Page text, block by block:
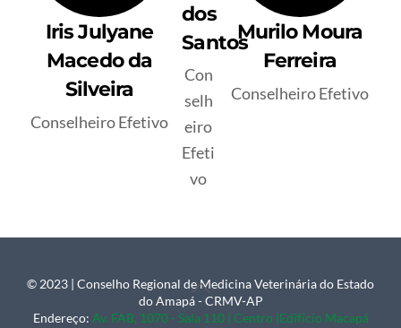
Iris Julyane
Macedo da
Silveira
Conselheiro Efetivo
dos
Santos
Con
selh
eiro
Efeti
vo
Murilo Moura
Ferreira
Conselheiro Efetivo
Back
To
© 2023 | Conselho Regional de Medicina Veterinária do Estado
do Amapá - CRMV-AP
Endereço: Av. FAB, 1070 - Sala 110 | Centro |Edifício Macapá